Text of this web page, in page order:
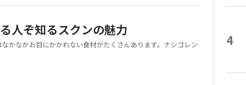
人ぞ知るスクンの魅力
かなかお目にかかれない食材がたくさんあります。ナシゴレン